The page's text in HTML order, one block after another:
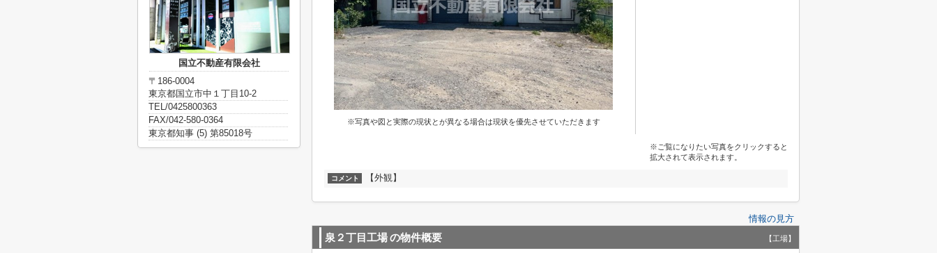
※写真や図と実際の現状とが異なる場合は現状を優先させていただきます
※ご覧になりたい写真をクリックすると
拡大されて表示されます。
コメント 【外観】
情報の見方
泉２丁目工場の物件概要 【工場】
国立不動産有限会社
〒186-0004
東京都国立市中１丁目10-2
TEL/0425800363
FAX/042-580-0364
東京都知事 (5) 第85018号